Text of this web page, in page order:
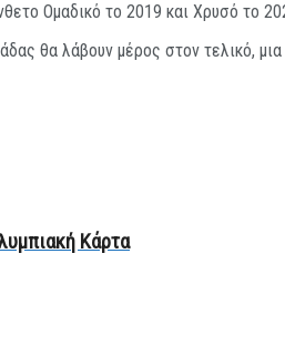
Ομαδικό το 2019 και Χρυσό το
θα λάβουν μέρος στον τελικό,
Κάρτα